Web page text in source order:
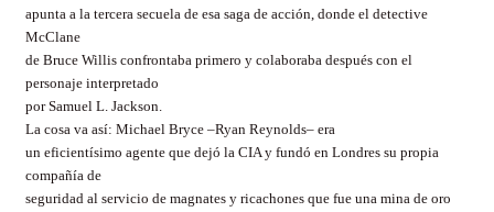
apunta a la tercera secuela de esa saga de acción, donde el detective
McClane
de Bruce Willis confrontaba primero y colaboraba después con el
personaje interpretado
por Samuel L. Jackson.
La cosa va así: Michael Bryce –Ryan Reynolds– era
un eficientísimo agente que dejó la CIA y fundó en Londres su propia
compañía de
seguridad al servicio de magnates y ricachones que fue una mina de oro